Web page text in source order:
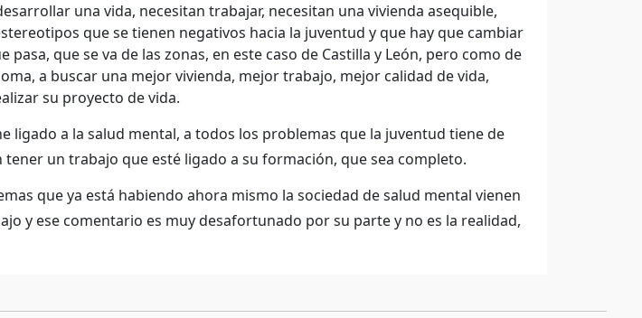
una vida, necesitan trabajar, necesitan una vivienda asequible,
que se tienen negativos hacia la juventud y que hay que cambiar
que se va de las zonas, en este caso de Castilla y León, pero como de
a buscar una mejor vivienda, mejor trabajo, mejor calidad de vida,
su proyecto de vida.
ligado a la salud mental, a todos los problemas que la juventud tiene de
un trabajo que esté ligado a su formación, que sea completo.
que ya está habiendo ahora mismo la sociedad de salud mental vienen
y ese comentario es muy desafortunado por su parte y no es la realidad,